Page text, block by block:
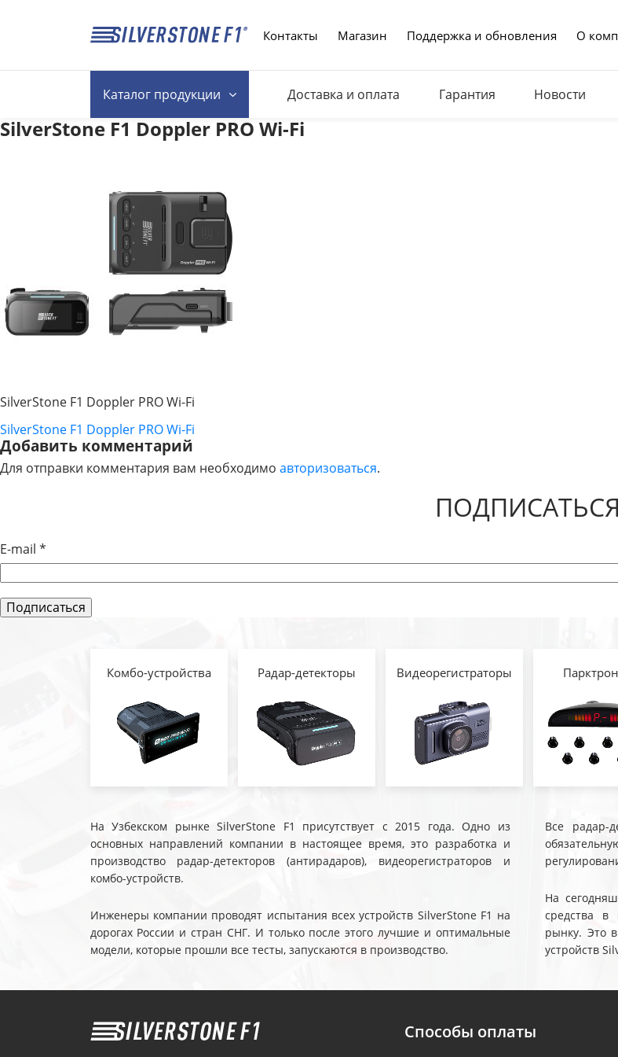
Контакты Магазин Поддержка и обновления О
Каталогпродукции Доставка и оплата Гарантия Новости
SilverStone F1 Doppler PRO Wi-Fi
SilverStone F1 Doppler PRO Wi-Fi
НАВИГАЦИЯ
ПО
SilverStone F1 Doppler PRO Wi-Fi
Добавить комментарий
Для отправки комментария вам необходимо авторизоваться.
ПОДПИСАТЬСЯ
E-mail *
Комбо-устройства Радар-детекторы Видеорегистраторы
На Узбекском рынке SilverStone F1 присутствует с 2015 года. Одно из
основных направлений компании в настоящее время, это разработка и
производство радар-детекторов (антирадаров), видеорегистраторов и
комбо-устройств.
Инженеры компании проводят испытания всех устройств SilverStone F1 на
дорогах России и стран СНГ. И только после этого лучшие и оптимальные
модели, которые прошли все тесты, запускаются в производство.
Все радар-
На
средства в
рынку. Это
устройств
Способы оплаты